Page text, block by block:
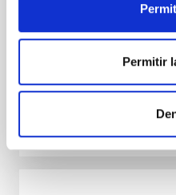
Permitir
perfil y el impacto del